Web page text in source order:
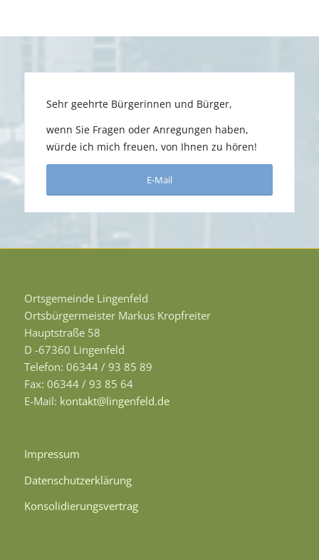
Sehr geehrte Bürgerinnen und Bürger,
wenn Sie Fragen oder Anregungen haben,
würde ich mich freuen, von Ihnen zu hören!
E-Mail
Ortsgemeinde Lingenfeld
Ortsbürgermeister Markus Kropfreiter
Hauptstraße 58
D -67360 Lingenfeld
Telefon: 06344 / 93 85 89
Fax: 06344 / 93 85 64
E-Mail: kontakt@lingenfeld.de
Impressum
Datenschutzerklärung
Konsolidierungsvertrag